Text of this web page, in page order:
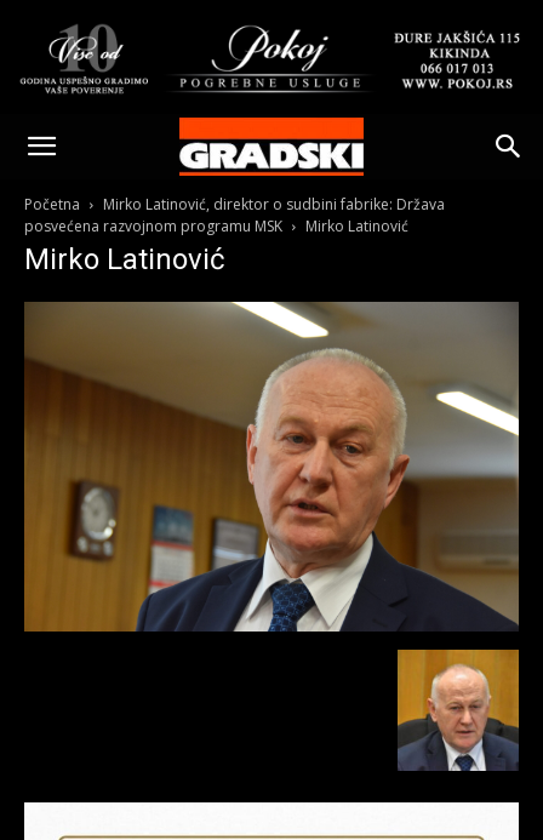
Gradski
Online
Kikinda
Početna
Mirko Latinović, direktor o sudbini fabrike: Država
posvećena razvojnom programu MSK
Mirko Latinović
Mirko Latinović